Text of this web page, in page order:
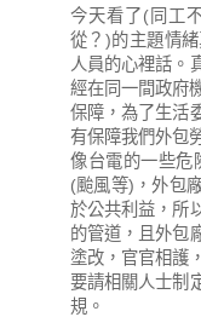
今天看了(同工
從？)的主題情
人員的心裡話。
經在同一間政府
保障，為了生活
有保障我們外包
像台電的一些危
(颱風等)，外包
於公共利益，所
的管道，且外包
塗改，官官相護
要請相關人士制
規。